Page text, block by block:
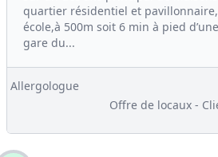
quartier résidentiel et
école,à 500m soit 6 min à pied
gare du...
Allergologue
Offre de locaux -